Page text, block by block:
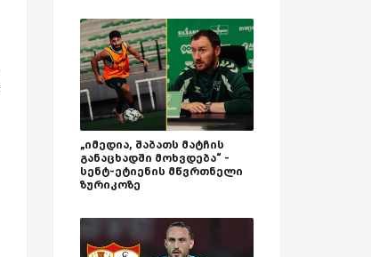
„იმედია, შაბათს მატჩის
განაცხადში მოხვდება“ -
სენტ-ეტიენის მწვრთნელი
ზურიკოზე